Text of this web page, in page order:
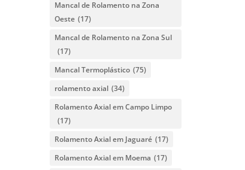
Mancal de Rolamento na Zona
Oeste (17)
Mancal de Rolamento na Zona Sul
(17)
Mancal Termoplástico (75)
rolamento axial (34)
Rolamento Axial em Campo Limpo
(17)
Rolamento Axial em Jaguaré (17)
Rolamento Axial em Moema (17)